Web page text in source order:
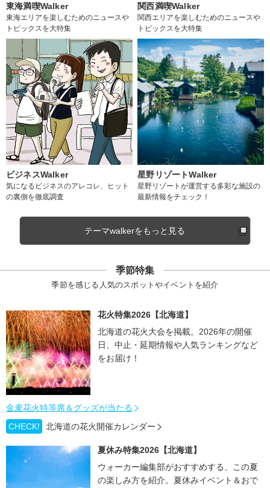
東海満喫Walker
東海エリアを楽しむためのニュースや
トピックスを大特集
関西満喫Walker
関西エリアを楽しむためのニュースや
トピックスを大特集
ビジネスWalker
気になるビジネスのアレコレ、ヒット
の裏側を徹底調査
星野リゾートWalker
星野リゾートが運営する多彩な施設の
最新情報をチェック！
テーマwalkerをもっと見る
季節特集
季節を感じる人気のスポットやイベントを紹介
花火特集2026【北海道】
北海道の花火大会を掲載。2026年の開催
日、中止・延期情報や人気ランキングなど
をお届け！
金麦花火特等席＆グッズが当たる
CHECK!
北海道の花火開催カレンダー
夏休み特集2026【北海道】
ウォーカー編集部がおすすめする、この夏
の楽しみ方を紹介。夏休みイベント＆おで